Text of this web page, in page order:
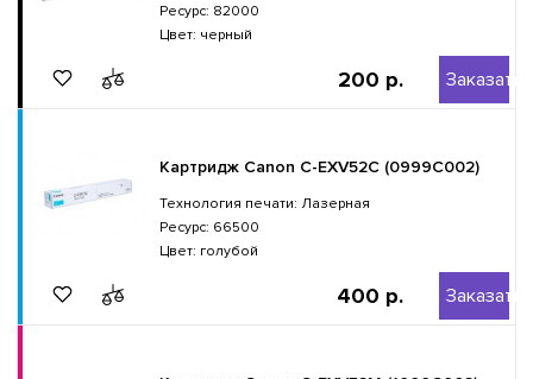
Ресурс: 82000
Цвет: черный
200 р. Заказать
Картридж Canon C-EXV52C (0999C002)
Технология печати: Лазерная
Ресурс: 66500
Цвет: голубой
400 р. Заказать